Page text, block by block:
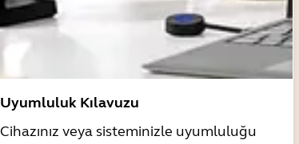
Uyumluluk Kılavuzu
Cihazınız veya sisteminizle uyumluluğu